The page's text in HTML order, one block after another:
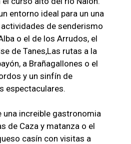
entorno ideal para un una
de senderismo
o el de los Arrudos, el
de Tanes,Las rutas a la
a Brañagallones o el
y un sinfín de
espectaculares.
una increible gastronomia
de Caza y matanza o el
casín con visitas a